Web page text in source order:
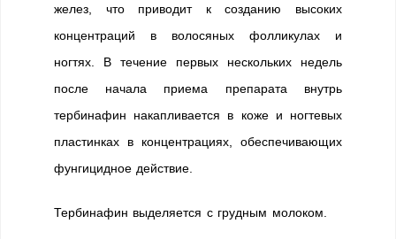
желез, что приводит к созданию высоких
концентраций в волосяных фолликулах и
ногтях. В течение первых нескольких недель
после начала приема препарата внутрь
тербинафин накапливается в коже и ногтевых
пластинках в концентрациях, обеспечивающих
фунгицидное действие.
Тербинафин выделяется с грудным молоком.